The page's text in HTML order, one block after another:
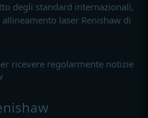
degli standard internazionali,
laser Renishaw di
ricevere regolarmente notizie